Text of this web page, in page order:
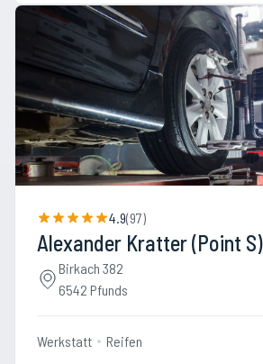
4.9(97)
Alexander Kratter (Point S)
Birkach 382
6542 Pfunds
Werkstatt Reifen